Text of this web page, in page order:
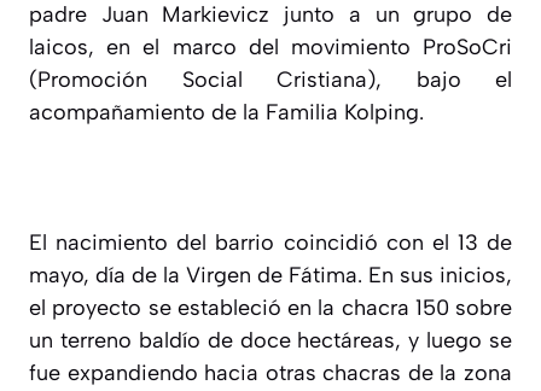
padre Juan Markievicz junto a un grupo de
laicos, en el marco del movimiento ProSoCri
(Promoción Social Cristiana), bajo el
acompañamiento de la Familia Kolping.
El nacimiento del barrio coincidió con el 13 de
mayo, día de la Virgen de Fátima. En sus inicios,
el proyecto se estableció en la chacra 150 sobre
un terreno baldío de doce hectáreas, y luego se
fue expandiendo hacia otras chacras de la zona